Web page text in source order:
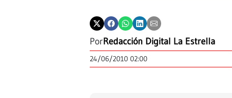
PorRedacción Digital La Estrella
24/06/2010 02:00